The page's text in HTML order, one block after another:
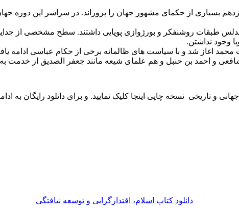
بسیاری از حکمای مشهور جهان را پروراند. در سراسر این دوره
طبقات روشنفکر و بورژوازی پویایی داشتند. سطح مشخصی از
وجود نداشتن.
محمد اغاز شد و با سیاست های ظالمانه برخی از حکام عباسی ادامه
و احمد بن حنبل و هم علمای شیعه مانند جعفر الصدیق از خدمت
و تاریخی نسخه چاپی اینجا کلیک نمایید. و برای دانلود رایگان به
دانلود کتاب اسلام، اقتدارگرایی و توسعه نیافتگی